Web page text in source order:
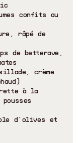
confits au
râpé de
de betterave,
crème
à la
d'olives et